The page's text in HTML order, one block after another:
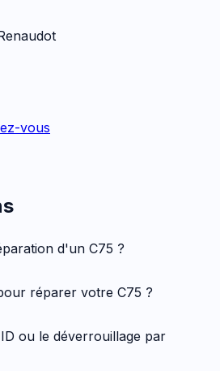
vous
d'un C75 ?
réparer votre C75 ?
ou le déverrouillage par